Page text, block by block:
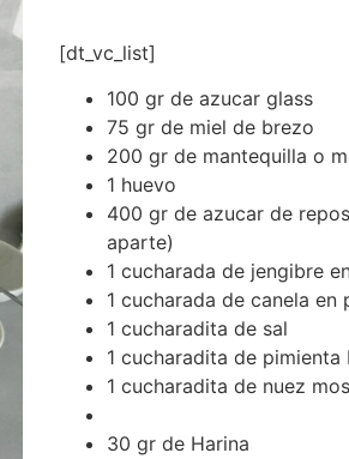
[dt_vc_list]
100 gr de azucar glass
75 gr de miel de brezo
200 gr de mantequilla o
1 huevo
400 gr de azucar de
aparte)
1 cucharada de jengibre
1 cucharada de canela en
1 cucharadita de sal
1 cucharadita de pimienta
1 cucharadita de nuez
30 gr de Harina